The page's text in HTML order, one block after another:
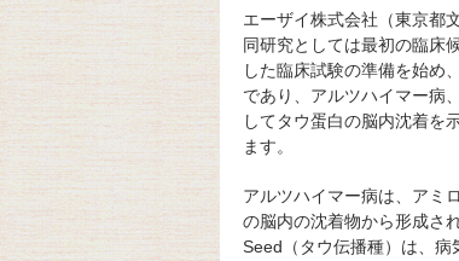
エーザイ株式会社（東京都
同研究としては最初の臨床
した臨床試験の準備を始め
であり、アルツハイマー病
してタウ蛋白の脳内沈着を
ます。
アルツハイマー病は、アミ
の脳内の沈着物から形成さ
Seed（タウ伝播種）は、